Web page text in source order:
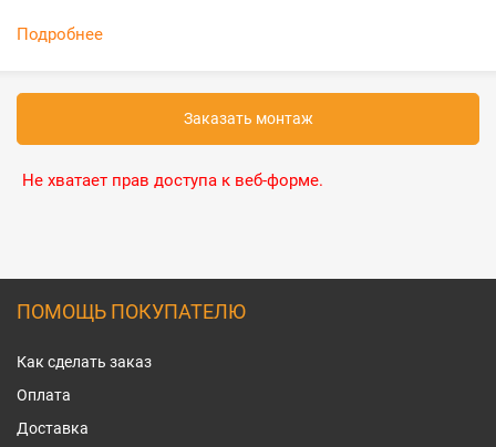
Подробнее
Заказать монтаж
Не хватает прав доступа к веб-форме.
ПОМОЩЬ ПОКУПАТЕЛЮ
Как сделать заказ
Оплата
Доставка